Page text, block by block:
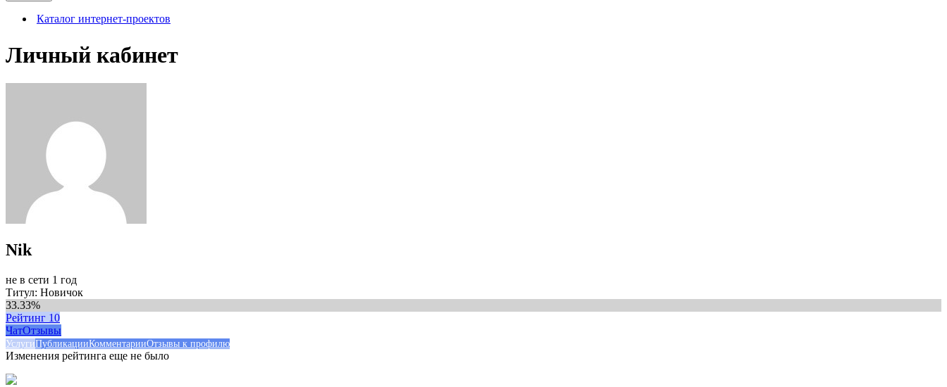
Каталог интернет-проектов
Личный кабинет
Nik
не в сети 1 год
Титул: Новичок
33.33%
Рейтинг 10
ЧатОтзывы
УслугиПубликацииКомментарииОтзывы к профилю
Изменения рейтинга еще не было